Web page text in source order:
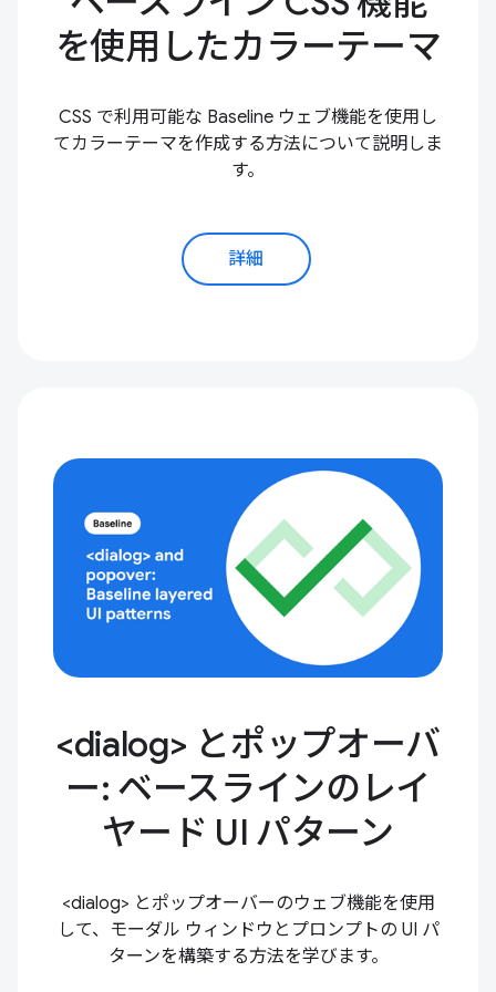
を使用したカラーテーマ
CSS で利用可能な Baseline ウェブ機能を使用し
てカラーテーマを作成する方法について説明しま
す。
詳細
<dialog> とポップオーバ
ー: ベースラインのレイ
ヤード UI パターン
<dialog> とポップオーバーのウェブ機能を使用
して、モーダル ウィンドウとプロンプトの UI パ
ターンを構築する方法を学びます。